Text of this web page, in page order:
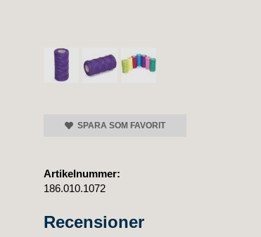
SPARA SOM FAVORIT
Artikelnummer:
186.010.1072
Recensioner